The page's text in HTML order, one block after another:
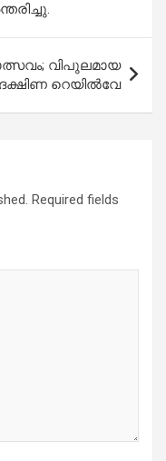
വിപുലമായ
റെയിൽവേ
Required fields